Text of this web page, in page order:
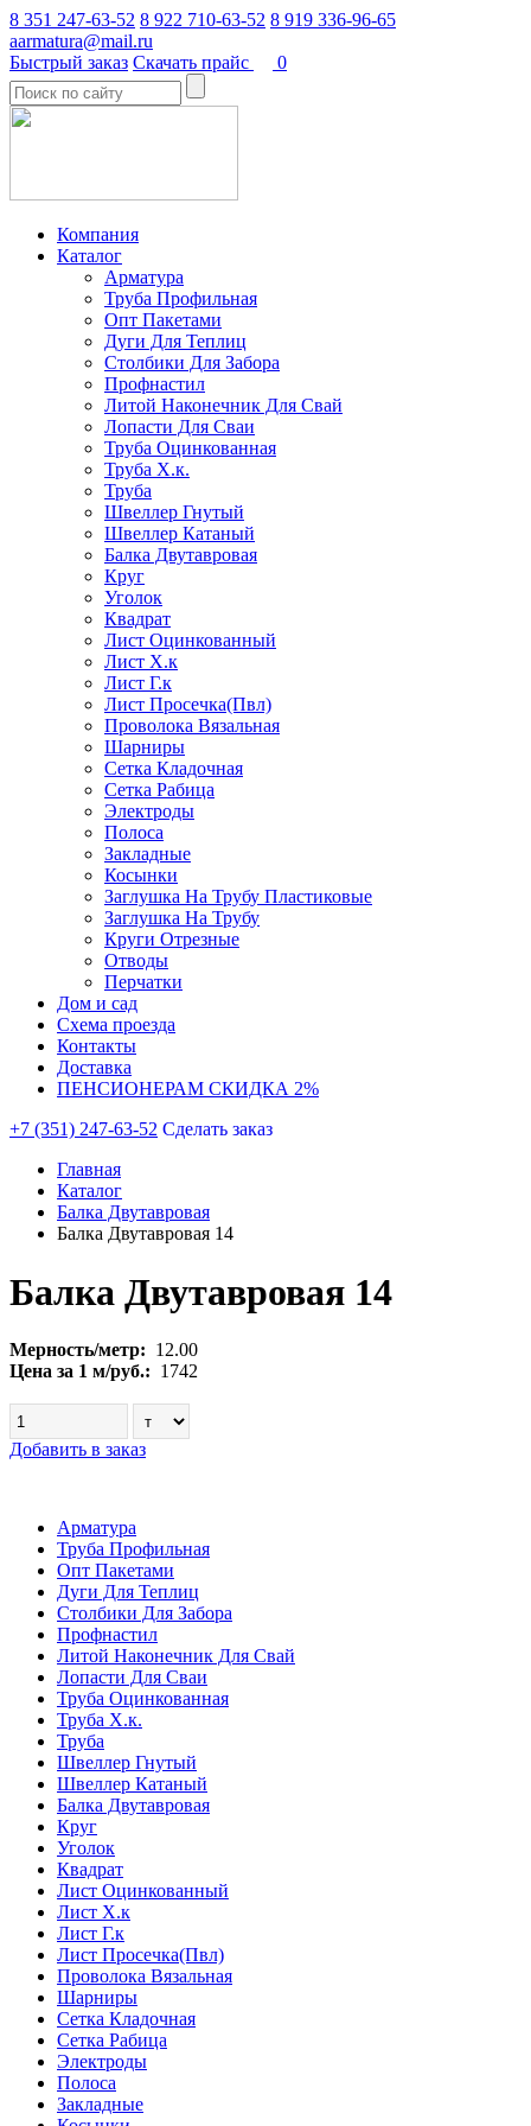
8 351 247-63-52 8 922 710-63-52 8 919 336-96-65
aarmatura@mail.ru
Быстрый заказ Скачать прайс 0
Компания
Каталог
Арматура
Труба Профильная
Опт Пакетами
Дуги Для Теплиц
Столбики Для Забора
Профнастил
Литой Наконечник Для Свай
Лопасти Для Сваи
Труба Оцинкованная
Труба Х.к.
Труба
Швеллер Гнутый
Швеллер Катаный
Балка Двутавровая
Круг
Уголок
Квадрат
Лист Оцинкованный
Лист Х.к
Лист Г.к
Лист Просечка(Пвл)
Проволока Вязальная
Шарниры
Сетка Кладочная
Сетка Рабица
Электроды
Полоса
Закладные
Косынки
Заглушка На Трубу Пластиковые
Заглушка На Трубу
Круги Отрезные
Отводы
Перчатки
Дом и сад
Схема проезда
Контакты
Доставка
ПЕНСИОНЕРАМ СКИДКА 2%
+7 (351) 247-63-52 Сделать заказ
Главная
Каталог
Балка Двутавровая
Балка Двутавровая 14
Балка Двутавровая 14
Мерность/метр: 12.00
Цена за 1 м/руб.: 1742
Добавить в заказ
Арматура
Труба Профильная
Опт Пакетами
Дуги Для Теплиц
Столбики Для Забора
Профнастил
Литой Наконечник Для Свай
Лопасти Для Сваи
Труба Оцинкованная
Труба Х.к.
Труба
Швеллер Гнутый
Швеллер Катаный
Балка Двутавровая
Круг
Уголок
Квадрат
Лист Оцинкованный
Лист Х.к
Лист Г.к
Лист Просечка(Пвл)
Проволока Вязальная
Шарниры
Сетка Кладочная
Сетка Рабица
Электроды
Полоса
Закладные